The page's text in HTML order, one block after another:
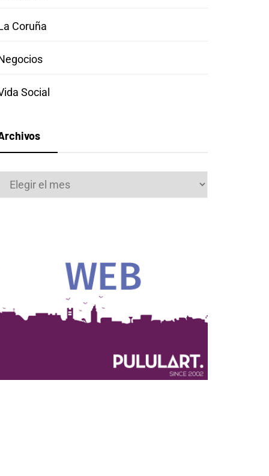
Coruña
Social
Archivos